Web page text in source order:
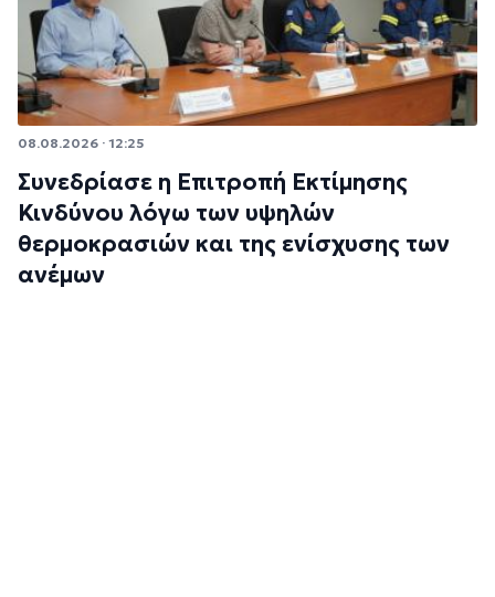
08.08.2026 · 12:25
Συνεδρίασε η Επιτροπή Εκτίμησης
Κινδύνου λόγω των υψηλών
θερμοκρασιών και της ενίσχυσης των
ανέμων